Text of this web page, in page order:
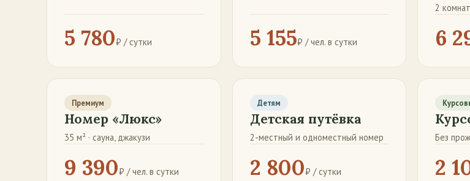
5 780₽ / сутки 5 155₽ / чел. в сутки
2
6
Премиум
Номер «Люкс»
35 м² · сауна, джакузи
9 390₽ / чел. в сутки
Детям
Детская путёвка
2-местный и одноместный номер
2 800₽ / сутки
Без
2